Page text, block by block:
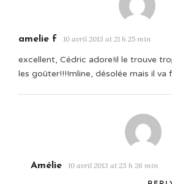
amelie f 10 avril 2013 at 21 h 25 min
excellent, Cédric adore!il le trouve
les goûter!!!!mline, désolée mais il va
Amélie 10 avril 2013 at 23 h 26 min